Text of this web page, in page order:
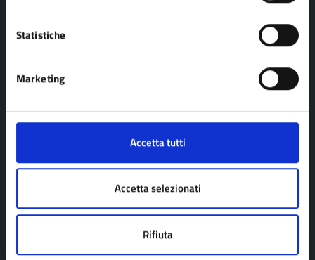
Statistiche
Marketing
Accetta tutti
Accetta selezionati
Rifiuta
Agricoltura e pesca
Ambiente
Anagrafe e stato civile
Autorizzazioni
Cultura e tempo libero
Imprese e commercio
Mobilità e trasporti
assistenza
Tributi, finanze e
contravvenzioni
Turismo
Vita lavorativa